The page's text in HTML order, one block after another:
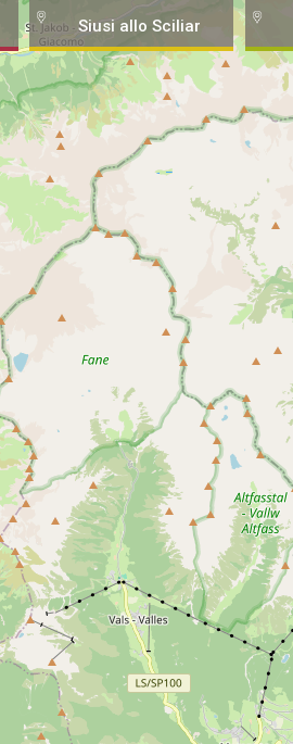
Siusi allo Sciliar